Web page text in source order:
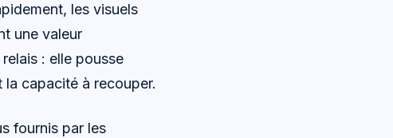
les visuels
une valeur
: elle pousse
capacité à recouper.
fournis par les